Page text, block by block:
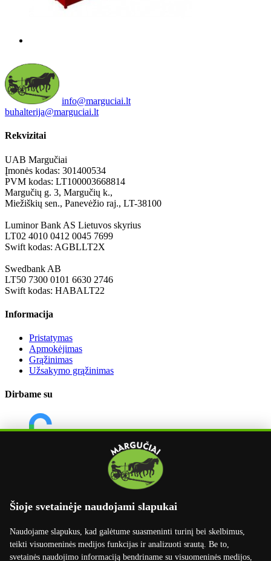
Šioje svetainėje naudojami slapukai
Naudojame slapukus, kad galėtume suasmeninti turinį bei skelbimus,
teikti visuomeninės medijos funkcijas ir analizuoti srautą. Be to,
svetainės naudojimo informaciją bendriname su visuomeninės medijos,
info@marguciai.lt
buhalterija@marguciai.lt
Rekvizitai
UAB Margučiai
Įmonės kodas: 301400534
PVM kodas: LT100003668814
Margučių g. 3, Margučių k.,
Miežiškių sen., Panevėžio raj., LT-38100
Luminor Bank AS Lietuvos skyrius
LT02 4010 0412 0045 7699
Swift kodas: AGBLLT2X
Swedbank AB
LT50 7300 0101 6630 2746
Swift kodas: HABALT22
Informacija
Pristatymas
Apmokėjimas
Grąžinimas
Užsakymo grąžinimas
Dirbame su